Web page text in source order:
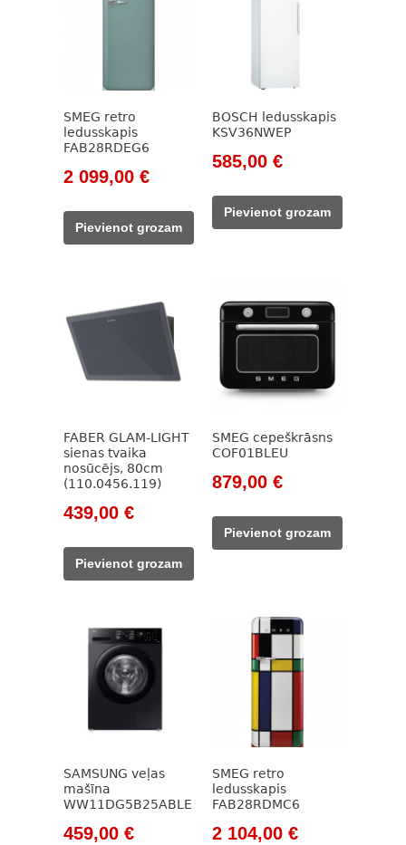
SMEG retro
ledusskapis
FAB28RDEG6
Original
was:
2
2 099,00 €Current
Pievienot grozam
BOSCH ledusskapis
KSV36NWEP
Original
was:
785,00 €.
585,00 €Current
585,00 €.
Pievienot grozam
FABER GLAM-LIGHT
sienas tvaika
nosūcējs, 80cm
(110.0456.119)
Original
was:
709,00 €.
439,00 €Current
439,00 €.
Pievienot grozam
SMEG cepeškrāsns
COF01BLEU
Original
was:
999,00 €.
879,00 €Current
879,00 €.
Pievienot grozam
SAMSUNG veļas
mašīna
WW11DG5B25ABLE
Original
459,00 €Current
SMEG retro
ledusskapis
FAB28RDMC6
Original
2 104,00 €Current